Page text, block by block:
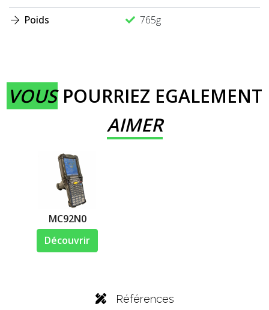
Poids 765g
VOUSPOURRIEZ EGALEMENT
AIMER
MC92N0
Découvrir
Références